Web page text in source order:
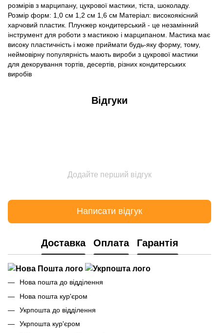
розмірів з марципану, цукрової мастики, тіста, шоколаду.
Розмір форм: 1,0 см 1,2 см 1,6 см Матеріал: високоякісний
харчовий пластик. Плунжер кондитерський - це незамінний
інструмент для роботи з мастикою і марципаном. Мастика має
високу пластичність і може приймати будь-яку форму, тому,
неймовірну популярність мають вироби з цукрової мастики
для декорування тортів, десертів, різних кондитерських
виробів
Відгуки
Додайте перший відгук
Написати відгук
Доставка Оплата Гарантія
Нова пошта до відділення
Нова пошта кур'єром
Укрпошта до відділення
Укрпошта кур'єром